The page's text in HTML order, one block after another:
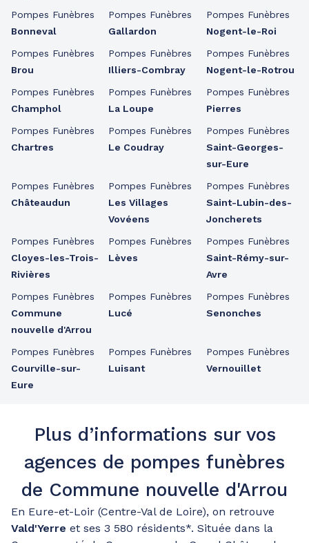
Pompes Funèbres
Bonneval
Pompes Funèbres
Brou
Pompes Funèbres
Champhol
Pompes Funèbres
Chartres
Pompes Funèbres
Châteaudun
Pompes Funèbres
Cloyes-les-Trois-
Rivières
Pompes Funèbres
Commune
nouvelle d'Arrou
Pompes Funèbres
Courville-sur-
Eure
Pompes Funèbres
Gallardon
Pompes Funèbres
Illiers-Combray
Pompes Funèbres
La Loupe
Pompes Funèbres
Le Coudray
Pompes Funèbres
Les Villages
Vovéens
Pompes Funèbres
Lèves
Pompes Funèbres
Lucé
Pompes Funèbres
Luisant
Pompes Funèbres
Nogent-le-Roi
Pompes Funèbres
Nogent-le-Rotrou
Pompes Funèbres
Pierres
Pompes Funèbres
Saint-Georges-
sur-Eure
Pompes Funèbres
Saint-Lubin-des-
Joncherets
Pompes Funèbres
Saint-Rémy-sur-
Avre
Pompes Funèbres
Senonches
Pompes Funèbres
Vernouillet
Plus d’informations sur vos
agences de pompes funèbres
de Commune nouvelle d'Arrou
En Eure-et-Loir (Centre-Val de Loire), on retrouve
Vald'Yerre et ses 3 580 résidents*. Située dans la